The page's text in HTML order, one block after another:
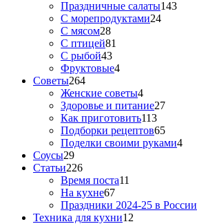
Праздничные салаты143
С морепродуктами24
С мясом28
С птицей81
С рыбой43
Фруктовые4
Советы264
Женские советы4
Здоровье и питание27
Как приготовить113
Подборки рецептов65
Поделки своими руками4
Соусы29
Статьи226
Время поста11
На кухне67
Праздники 2024-25 в России
Техника для кухни12